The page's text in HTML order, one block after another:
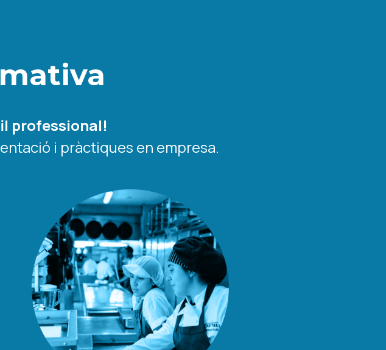
professional!
i pràctiques en empresa.